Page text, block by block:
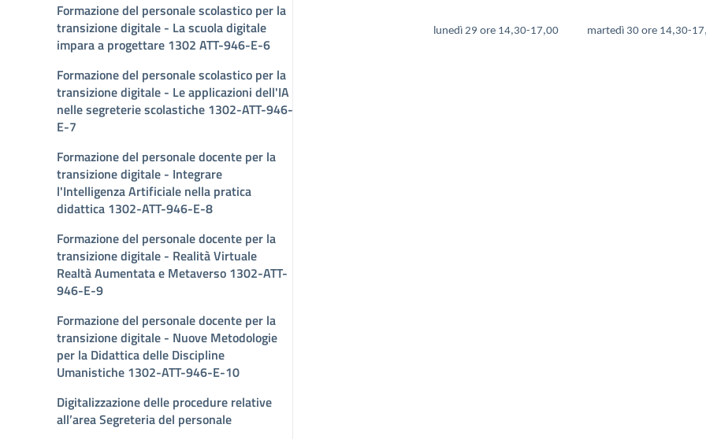
Formazione del personale scolastico per la
transizione digitale - La scuola digitale
impara a progettare 1302 ATT-946-E-6
Formazione del personale scolastico per la
transizione digitale - Le applicazioni dell'IA
nelle segreterie scolastiche 1302-ATT-946-
E-7
Formazione del personale docente per la
transizione digitale - Integrare
l'Intelligenza Artificiale nella pratica
didattica 1302-ATT-946-E-8
Formazione del personale docente per la
transizione digitale - Realità Virtuale
Realtà Aumentata e Metaverso 1302-ATT-
946-E-9
Formazione del personale docente per la
transizione digitale - Nuove Metodologie
per la Didattica delle Discipline
Umanistiche 1302-ATT-946-E-10
Digitalizzazione delle procedure relative
all’area Segreteria del personale
lunedì 29 ore 14,30-17,00 martedì 30 ore 14,30-